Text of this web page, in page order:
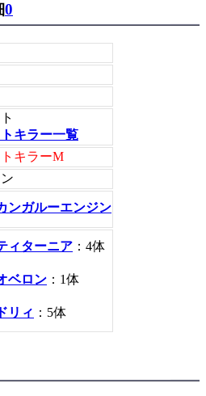
0
キラー一覧
キラーM
ンガルーエンジン
ィターニア ：4体
ベロン ：1体
ドリィ ：5体